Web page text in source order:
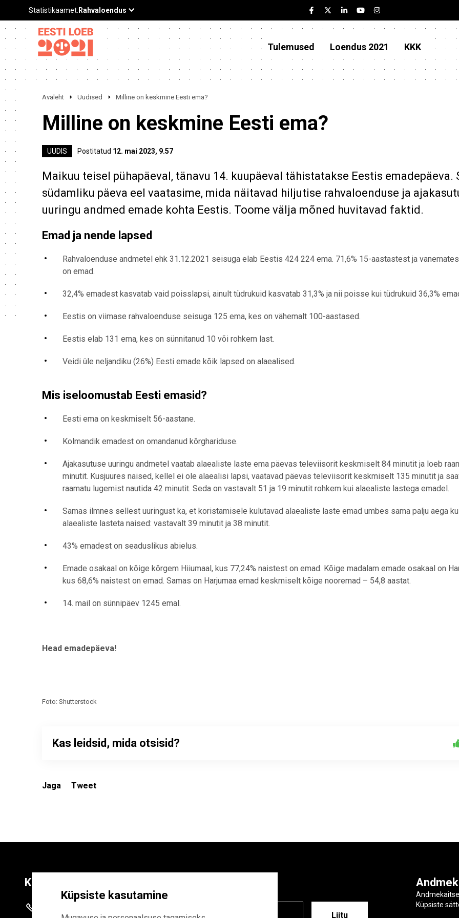
Tulemused Loendus 2021 KKK
Avaleht Uudised Milline on keskmine Eesti ema?
Milline on keskmine Eesti ema?
UUDIS Postitatud 12. mai 2023, 9.57
Maikuu teisel pühapäeval, tänavu 14. kuupäeval tähistatakse Eestis emadepäeva.
südamliku päeva eel vaatasime, mida näitavad hiljutise rahvaloenduse ja
uuringu andmed emade kohta Eestis. Toome välja mõned huvitavad faktid.
Emad ja nende lapsed
Rahvaloenduse andmetel ehk 31.12.2021 seisuga elab Eestis 424 224 ema. 71,6% 15-aastastest ja
on emad.
32,4% emadest kasvatab vaid poisslapsi, ainult tüdrukuid kasvatab 31,3% ja nii poisse kui tüdrukuid 36,3%
Eestis on viimase rahvaloenduse seisuga 125 ema, kes on vähemalt 100-aastased.
Eestis elab 131 ema, kes on sünnitanud 10 või rohkem last.
Veidi üle neljandiku (26%) Eesti emade kõik lapsed on alaealised.
Mis iseloomustab Eesti emasid?
Eesti ema on keskmiselt 56-aastane.
Kolmandik emadest on omandanud kõrghariduse.
Ajakasutuse uuringu andmetel vaatab alaealiste laste ema päevas televiisorit keskmiselt 84 minutit ja loeb
minutit. Kusjuures naised, kellel ei ole alaealisi lapsi, vaatavad päevas televiisorit keskmiselt 135 minutit ja
raamatu lugemist nautida 42 minutit. Seda on vastavalt 51 ja 19 minutit rohkem kui alaealiste lastega emadel.
Samas ilmnes sellest uuringust ka, et koristamisele kulutavad alaealiste laste emad umbes sama palju aega
alaealiste lasteta naised: vastavalt 39 minutit ja 38 minutit.
43% emadest on seaduslikus abielus.
Emade osakaal on kõige kõrgem Hiiumaal, kus 77,24% naistest on emad. Kõige madalam emade osakaal on
kus 68,6% naistest on emad. Samas on Harjumaa emad keskmiselt kõige nooremad – 54,8 aastat.
14. mail on sünnipäev 1245 emal.
Head emadepäeva!
Foto: Shutterstock
Kas leidsid, mida otsisid?
Jaga Tweet
Kontaktid
E-POSTI AADRESS
Andmekaitse
Küpsiste
Küpsiste kasutamine